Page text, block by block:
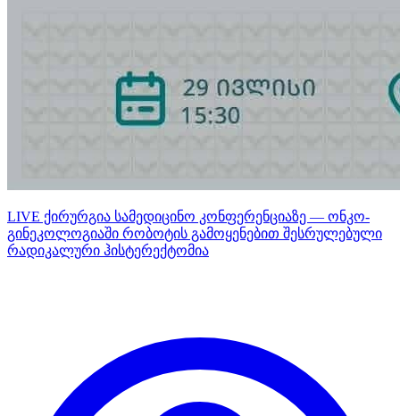
LIVE ქირურგია სამედიცინო კონფერენციაზე — ონკო-
გინეკოლოგიაში რობოტის გამოყენებით შესრულებული
რადიკალური ჰისტერექტომია